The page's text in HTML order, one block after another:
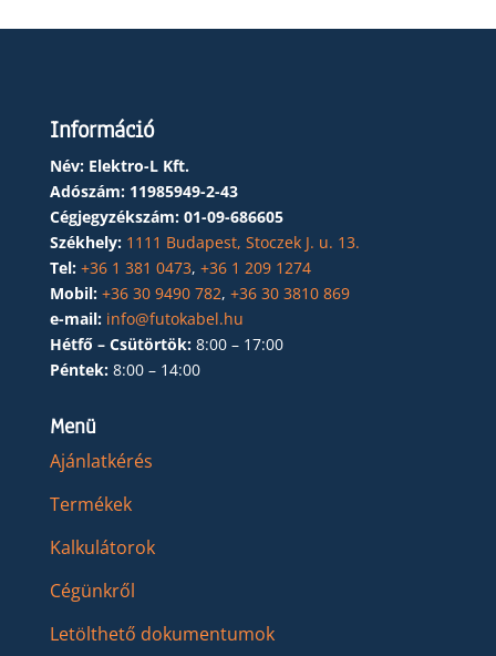
Információ
Név: Elektro-L Kft.
Adószám: 11985949-2-43
Cégjegyzékszám: 01-09-686605
Székhely: 1111 Budapest, Stoczek J. u. 13.
Tel: +36 1 381 0473, +36 1 209 1274
Mobil: +36 30 9490 782, +36 30 3810 869
e-mail: info@futokabel.hu
Hétfő – Csütörtök: 8:00 – 17:00
Péntek: 8:00 – 14:00
Menü
Ajánlatkérés
Termékek
Kalkulátorok
Cégünkről
Letölthető dokumentumok